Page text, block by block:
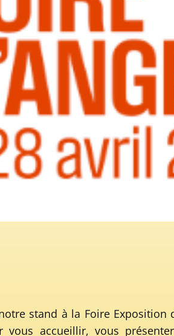
stand à la Foire Exposition
accueillir, vous